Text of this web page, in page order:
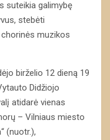
suteikia galimybę
stebėti
muzikos
birželio 12 dieną 19
Didžiojo
atidarė vienas
– Vilniaus miesto
(nuotr.),